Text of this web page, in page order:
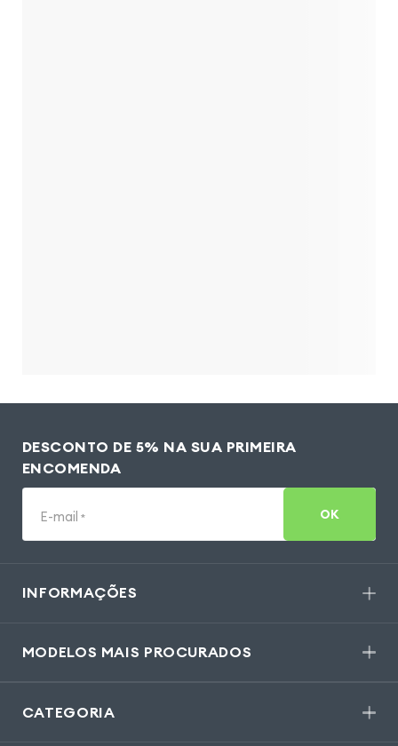
DESCONTO DE 5% NA SUA PRIMEIRA
ENCOMENDA
E-mail * OK
INFORMAÇÕES
MODELOS MAIS PROCURADOS
CATEGORIA